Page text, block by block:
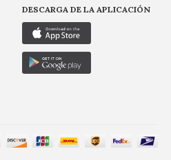
DESCARGA DE LA APLICACIÓN